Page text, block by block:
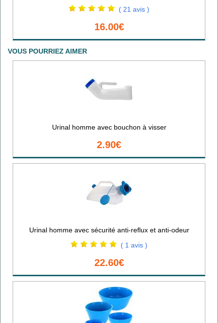
( 21 avis )
16.00€
VOUS POURRIEZ AIMER
Urinal homme avec bouchon à visser
2.90€
Urinal homme avec sécurité anti-reflux et anti-odeur
( 1 avis )
22.60€